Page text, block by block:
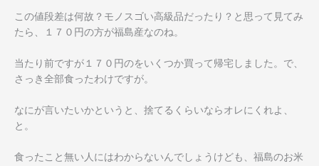
この値段差は何故？モノスゴい高級品だったり？と思って見てみ
たら、１７０円の方が福島産なのね。
当たり前ですが１７０円のをいくつか買って帰宅しました。で、
さっき全部食ったわけですが。
なにが言いたいかというと、捨てるくらいならオレにくれよ、
と。
食ったこと無い人にはわからないんでしょうけども、福島のお米